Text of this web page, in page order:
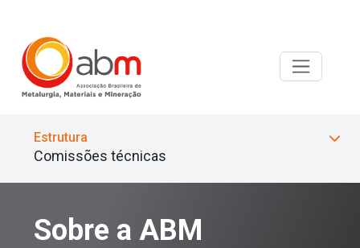
Estrutura
Comissões técnicas
Sobre a ABM